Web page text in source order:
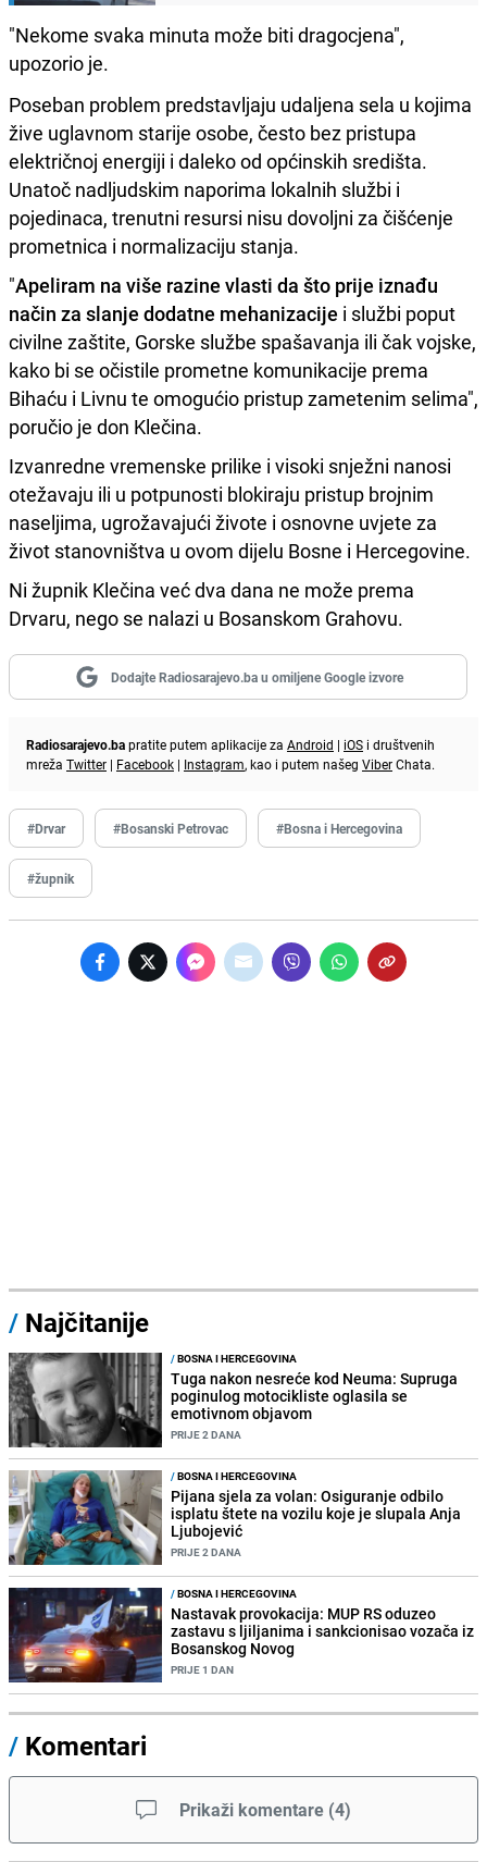
"Nekome svaka minuta može biti dragocjena",
upozorio je.
Poseban problem predstavljaju udaljena sela u kojima
žive uglavnom starije osobe, često bez pristupa
električnoj energiji i daleko od općinskih središta.
Unatoč nadljudskim naporima lokalnih službi i
pojedinaca, trenutni resursi nisu dovoljni za čišćenje
prometnica i normalizaciju stanja.
"Apeliram na više razine vlasti da što prije iznađu
način za slanje dodatne mehanizacije i službi poput
civilne zaštite, Gorske službe spašavanja ili čak vojske,
kako bi se očistile prometne komunikacije prema
Bihaću i Livnu te omogućio pristup zametenim selima",
poručio je don Klečina.
Izvanredne vremenske prilike i visoki snježni nanosi
otežavaju ili u potpunosti blokiraju pristup brojnim
naseljima, ugrožavajući živote i osnovne uvjete za
život stanovništva u ovom dijelu Bosne i Hercegovine.
Ni župnik Klečina već dva dana ne može prema
Drvaru, nego se nalazi u Bosanskom Grahovu.
Dodajte Radiosarajevo.ba u omiljene Google izvore
Radiosarajevo.bapratite putem aplikacije za Android | iOS i društvenih
mreža Twitter | Facebook | Instagram, kao i putem našeg ViberChata.
#Drvar #Bosanski Petrovac #Bosna i Hercegovina
#župnik
/ Najčitanije
/BOSNA I HERCEGOVINA
Tuga nakon nesreće kod Neuma: Supruga
poginulog motocikliste oglasila se
emotivnom objavom
PRIJE 2 DANA
/BOSNA I HERCEGOVINA
Pijana sjela za volan: Osiguranje odbilo
isplatu štete na vozilu koje je slupala Anja
Ljubojević
PRIJE 2 DANA
/BOSNA I HERCEGOVINA
Nastavak provokacija: MUP RS oduzeo
zastavu s ljiljanima i sankcionisao vozača iz
Bosanskog Novog
PRIJE 1 DAN
/ Komentari
Prikaži komentare (4)